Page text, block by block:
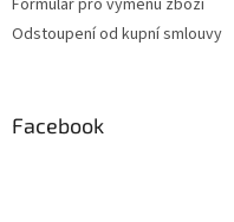
Formulář pro výměnu zboží
Odstoupení od kupní smlouvy
Facebook